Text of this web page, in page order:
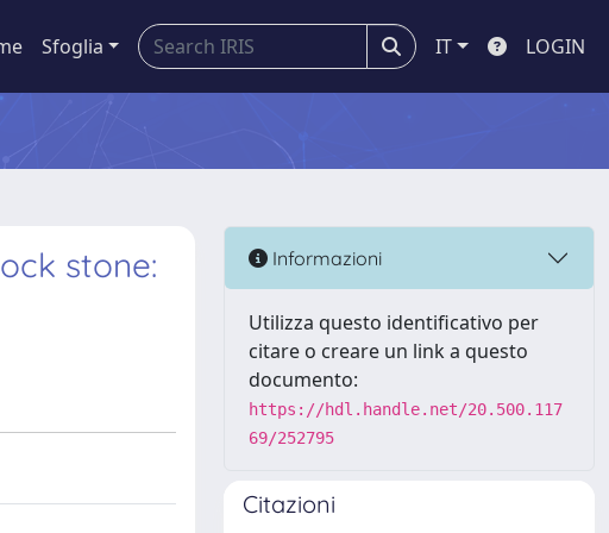
Sfoglia IT LOGIN
stone:
Informazioni
Utilizza questo identificativo per
citare o creare un link a questo
documento:
https://hdl.handle.net/20.500.117
69/252795
Citazioni